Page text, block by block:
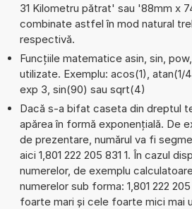
31 Kilometru pătrat' sau '88mm x
combinate astfel în mod natural
respectivă.
Funcțiile matematice asin, sin,
utilizate. Exemplu: acos(1),
exp 3, sin(90) sau sqrt(4)
Dacă s-a bifat caseta din dreptul
apărea în formă exponențială. De
de prezentare, numărul va fi
aici 1,801 222 205 831 1. În cazul
numerelor, de exemplu
numerelor sub forma: 1,801 222
foarte mari și cele foarte mici mai